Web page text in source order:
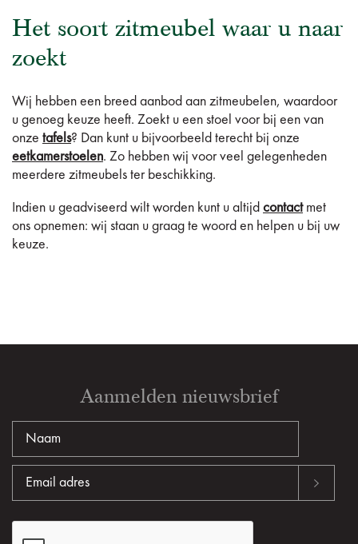
Het soort zitmeubel waar u naar
zoekt
Wij hebben een breed aanbod aan zitmeubelen, waardoor
u genoeg keuze heeft. Zoekt u een stoel voor bij een van
onze tafels? Dan kunt u bijvoorbeeld terecht bij onze
eetkamerstoelen. Zo hebben wij voor veel gelegenheden
meerdere zitmeubels ter beschikking.
Indien u geadviseerd wilt worden kunt u altijd contactmet
ons opnemen: wij staan u graag te woord en helpen u bij uw
keuze.
Aanmelden nieuwsbrief